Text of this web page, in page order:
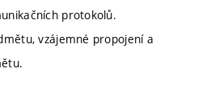
protokolů.
vzájemné propojení a